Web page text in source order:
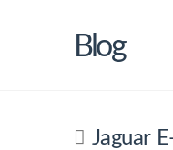
Blog
Jaguar